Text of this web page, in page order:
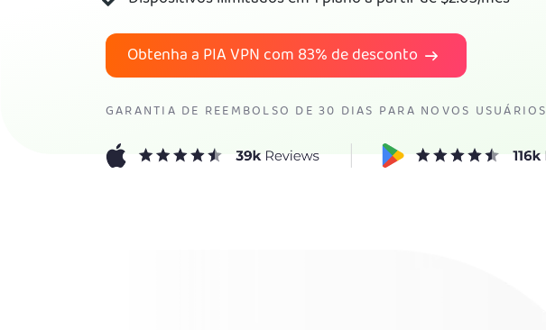
Obtenha a PIA VPN com83%de desconto
GARANTIA DE REEMBOLSO DE 30 DIAS PARA NOVOS USUÁRIOS